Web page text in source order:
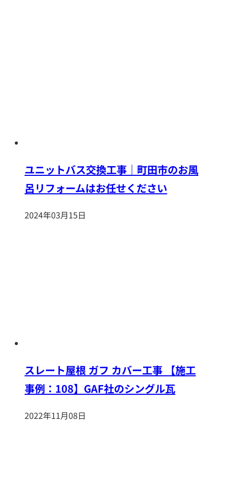
ユニットバス交換工事｜町田市のお風
呂リフォームはお任せください
2024年03月15日
スレート屋根 ガフ カバー工事 【施工
事例：108】GAF社のシングル瓦
2022年11月08日